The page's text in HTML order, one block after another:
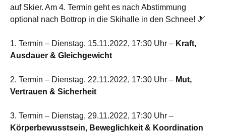
auf Skier. Am 4. Termin geht es nach Abstimmung
optional nach Bottrop in die Skihalle in den Schnee! 🎿
1. Termin – Dienstag, 15.11.2022, 17:30 Uhr – Kraft,
Ausdauer & Gleichgewicht
2. Termin – Dienstag, 22.11.2022, 17:30 Uhr – Mut,
Vertrauen & Sicherheit
3. Termin – Dienstag, 29.11.2022, 17:30 Uhr –
Körperbewusstsein, Beweglichkeit & Koordination